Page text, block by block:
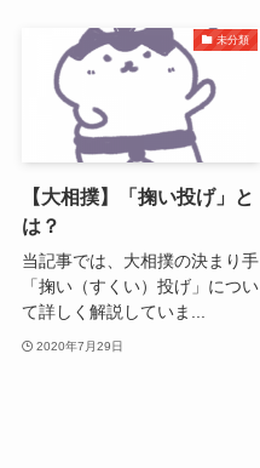
未分類
【大相撲】「掬い投げ」と
は？
当記事では、大相撲の決まり手
「掬い（すくい）投げ」につい
て詳しく解説していま...
2020年7月29日